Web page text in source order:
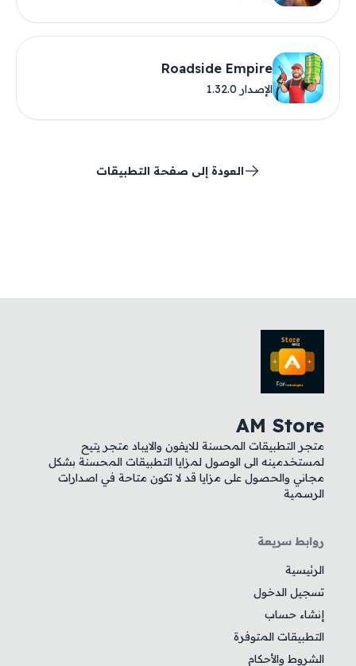
Roadside Empire
الإصدار 1.32.0
العودة إلى صفحة التطبيقات
AM Store
متجر التطبيقات المحسنة للايفون والايباد متجر يتيح
لمستخدمينه الى الوصول لمزايا التطبيقات المحسنة بشكل
مجاني والحصول على مزايا قد لا تكون متاحة في اصدارات
الرسمية
روابط سريعة
الرئيسية
تسجيل الدخول
إنشاء حساب
التطبيقات المتوفرة
الشروط والأحكام